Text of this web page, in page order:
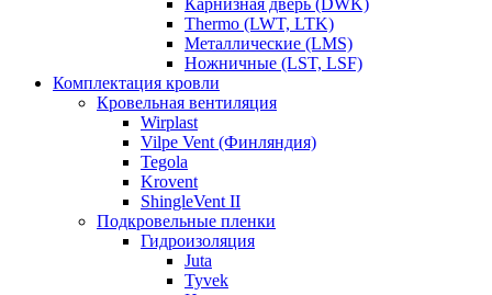
Карнизная дверь (DWK)
Thermo (LWT, LTK)
Металлические (LMS)
Ножничные (LST, LSF)
Комплектация кровли
Кровельная вентиляция
Wirplast
Vilpe Vent (Финляндия)
Tegola
Krovent
ShingleVent II
Подкровельные пленки
Гидроизоляция
Juta
Tyvek